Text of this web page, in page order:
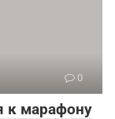
0
к марафону